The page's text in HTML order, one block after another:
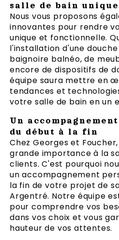
salle de bain unique
Nous vous proposons
innovantes pour rendre
unique et fonctionnelle.
l'installation d'une
baignoire balnéo, de
encore de dispositifs de
équipe saura mettre en
tendances et
votre salle de bain en un
Un
du début à la fin
Chez Georges et
grande importance à la
clients. C'est pourquoi
un accompagnement
la fin de votre projet de
Argentré. Notre équipe
pour comprendre vos
dans vos choix et vous
hauteur de vos attentes.